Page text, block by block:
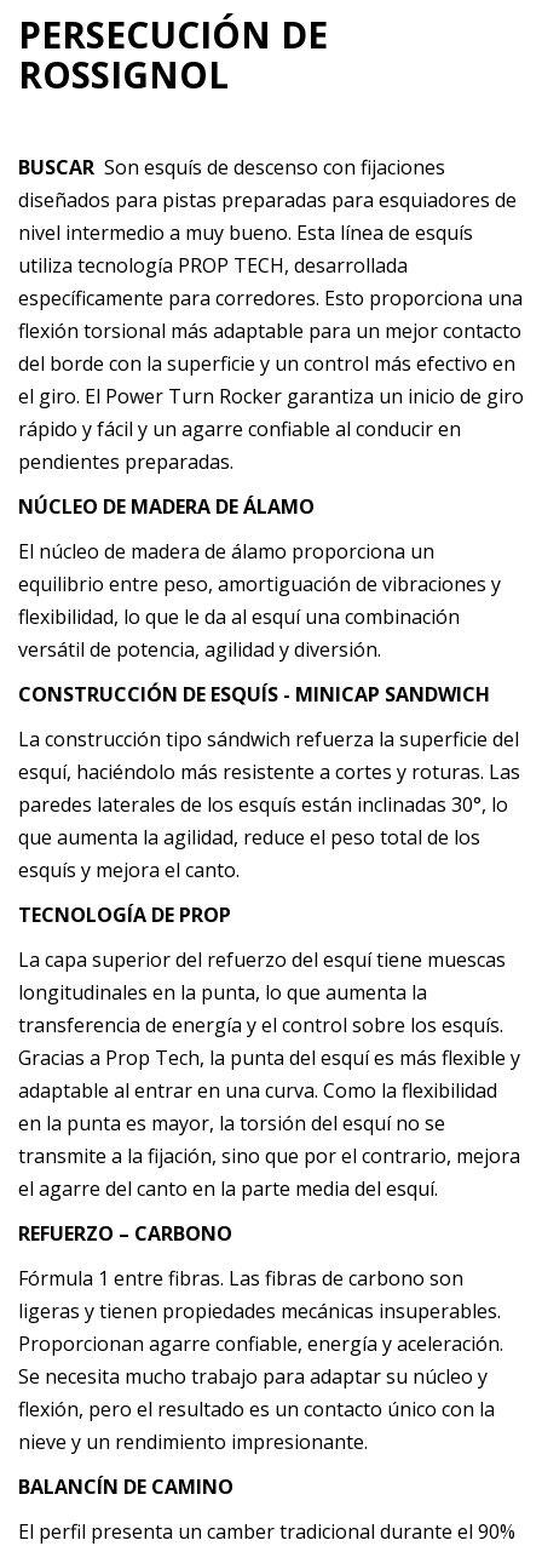
PERSECUCIÓN DE
ROSSIGNOL
BUSCAR Son esquís de descenso con fijaciones
diseñados para pistas preparadas para esquiadores de
nivel intermedio a muy bueno. Esta línea de esquís
utiliza tecnología PROP TECH, desarrollada
específicamente para corredores. Esto proporciona una
flexión torsional más adaptable para un mejor contacto
del borde con la superficie y un control más efectivo en
el giro. El Power Turn Rocker garantiza un inicio de giro
rápido y fácil y un agarre confiable al conducir en
pendientes preparadas.
NÚCLEO DE MADERA DE ÁLAMO
El núcleo de madera de álamo proporciona un
equilibrio entre peso, amortiguación de vibraciones y
flexibilidad, lo que le da al esquí una combinación
versátil de potencia, agilidad y diversión.
CONSTRUCCIÓN DE ESQUÍS - MINICAP SANDWICH
La construcción tipo sándwich refuerza la superficie del
esquí, haciéndolo más resistente a cortes y roturas. Las
paredes laterales de los esquís están inclinadas 30°, lo
que aumenta la agilidad, reduce el peso total de los
esquís y mejora el canto.
TECNOLOGÍA DE PROP
La capa superior del refuerzo del esquí tiene muescas
longitudinales en la punta, lo que aumenta la
transferencia de energía y el control sobre los esquís.
Gracias a Prop Tech, la punta del esquí es más flexible y
adaptable al entrar en una curva. Como la flexibilidad
en la punta es mayor, la torsión del esquí no se
transmite a la fijación, sino que por el contrario, mejora
el agarre del canto en la parte media del esquí.
REFUERZO – CARBONO
Fórmula 1 entre fibras. Las fibras de carbono son
ligeras y tienen propiedades mecánicas insuperables.
Proporcionan agarre confiable, energía y aceleración.
Se necesita mucho trabajo para adaptar su núcleo y
flexión, pero el resultado es un contacto único con la
nieve y un rendimiento impresionante.
BALANCÍN DE CAMINO
El perfil presenta un camber tradicional durante el 90%